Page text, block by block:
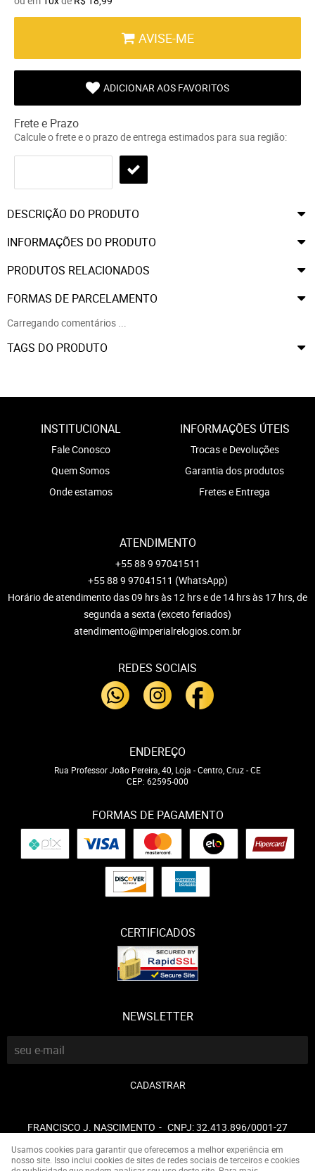
AVISE-ME
ADICIONAR AOS FAVORITOS
Frete e Prazo
Calcule o frete e o prazo de entrega estimados para sua região:
DESCRIÇÃO DO PRODUTO
INFORMAÇÕES DO PRODUTO
PRODUTOS RELACIONADOS
FORMAS DE PARCELAMENTO
Carregando comentários ...
TAGS DO PRODUTO
INSTITUCIONAL
Fale Conosco
Quem Somos
Onde estamos
INFORMAÇÕES ÚTEIS
Trocas e Devoluções
Garantia dos produtos
Fretes e Entrega
ATENDIMENTO
+55 88 9 97041511
+55 88 9 97041511 (WhatsApp)
Horário de atendimento das 09 hrs às 12 hrs e de 14 hrs às 17 hrs, de
segunda a sexta (exceto feriados)
atendimento@imperialrelogios.com.br
REDES SOCIAIS
ENDEREÇO
Rua Professor João Pereira, 40, Loja -Centro, Cruz-CE
CEP: 62595-000
FORMAS DE PAGAMENTO
CERTIFICADOS
NEWSLETTER
CADASTRAR
FRANCISCO J. NASCIMENTO CNPJ: 32.413.896/0001-27
Usamos cookies para garantir que oferecemos a melhor experiência em
nosso site. Isso inclui cookies de sites de redes sociais de terceiros e cookies